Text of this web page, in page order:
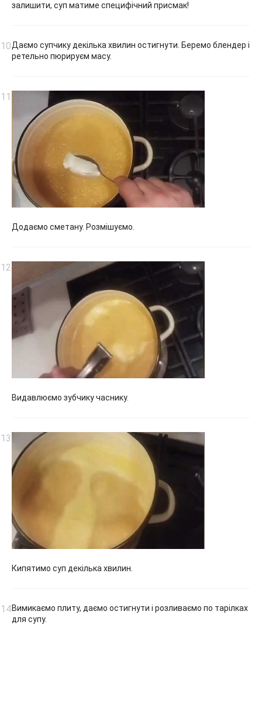
залишити, суп матиме специфічний присмак!
Даємо супчику декілька хвилин остигнути. Беремо блендер і
ретельно пюрируєм масу.
Додаємо сметану. Розмішуємо.
Видавлюємо зубчику часнику.
Кипятимо суп декілька хвилин.
Вимикаємо плиту, даємо остигнути і розливаємо по тарілках
для супу.